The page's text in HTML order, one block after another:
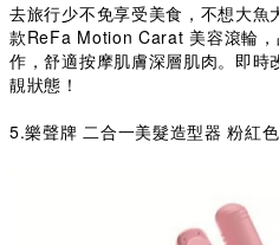
去旅行少不免享受美食，不想大魚
款ReFa Motion Carat 美容滾輪
作，舒適按摩肌膚深層肌肉。即
靚狀態！
5.樂聲牌 二合一美髮造型器 粉紅